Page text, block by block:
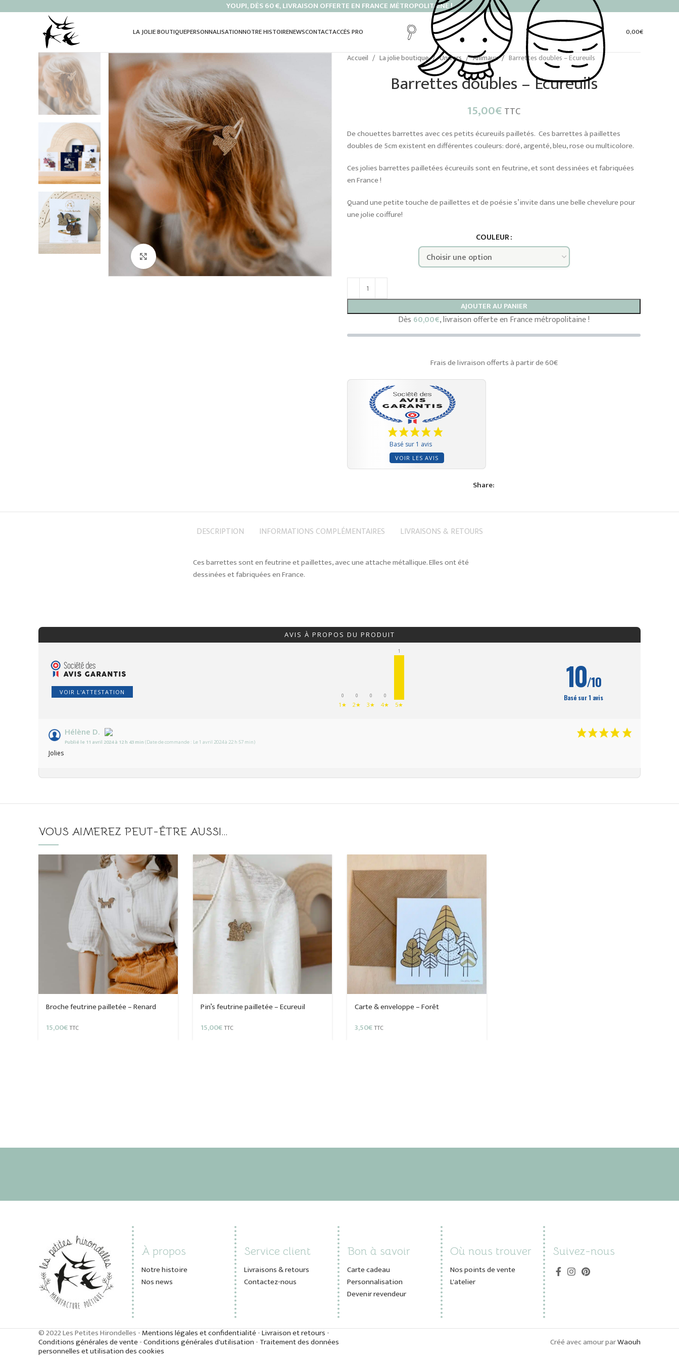
YOUPI, DÈS 60 €, LIVRAISON OFFERTE EN FRANCE MÉTROPOLITAINE !
LA JOLIE BOUTIQUEPERSONNALISATIONNOTRE HISTOIRENEWSCONTACTACCÈS PRO 0,00€
Cliquez pour agrandir
Accueil La jolie boutique Univers Animaux Barrettes doubles – Ecureuils
Barrettes doubles – Ecureuils
15,00€TTC
De chouettes barrettes avec ces petits écureuils pailletés. Ces barrettes à paillettes
doubles de 5cm existent en différentes couleurs: doré, argenté, bleu, rose ou multicolore.
Ces jolies barrettes pailletées écureuils sont en feutrine, et sont dessinées et fabriquées
en France !
Quand une petite touche de paillettes et de poésie s’invite dans une belle chevelure pour
une jolie coiffure!
COULEUR
AJOUTER AU PANIER
Dès 60,00€, livraison offerte en France métropolitaine !
Frais de livraison offerts à partir de 60€
Basé sur 1 avis
VOIR LES AVIS
Share:
DESCRIPTION INFORMATIONS COMPLÉMENTAIRES LIVRAISONS & RETOURS
Ces barrettes sont en feutrine et paillettes, avec une attache métallique. Elles ont été
dessinées et fabriquées en France.
AVIS À PROPOS DU PRODUIT
VOIR L'ATTESTATION 0
1★
0
2★
0
3★
0
4★
1
5★
10/10
Basé sur 1 avis
Hélène D.
Publié le 11 avril 2024 à 12 h 43 min (Date de commande : Le 1 avril 2024 à 22 h 57 min)
Jolies
VOUS AIMEREZ PEUT-ÊTRE AUSSI…
Broche feutrine pailletée – Renard
15,00€TTC
Pin’s feutrine pailletée – Ecureuil
15,00€TTC
Carte & enveloppe – Forêt
3,50€TTC
À propos
Notre histoire
Nos news
Service client
Livraisons & retours
Contactez-nous
Bon à savoir
Carte cadeau
Personnalisation
Devenir revendeur
Où nous trouver
Nos points de vente
L'atelier
Suivez-nous
© 2022 Les Petites Hirondelles -Mentions légales et confidentialité-Livraison et retours-
Conditions générales de vente-Conditions générales d'utilisation - Traitement des données
personnelles et utilisation des cookies
Créé avec amour parWaouh